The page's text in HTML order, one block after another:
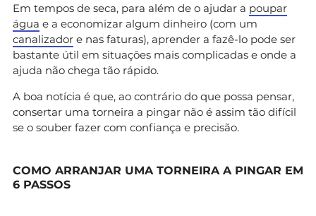
Em tempos de seca, para além de o ajudar a poupar
água e a economizar algum dinheiro (com um
canalizador e nas faturas), aprender a fazê-lo pode ser
bastante útil em situações mais complicadas e onde a
ajuda não chega tão rápido.
A boa notícia é que, ao contrário do que possa pensar,
consertar uma torneira a pingar não é assim tão difícil
se o souber fazer com confiança e precisão.
COMO ARRANJAR UMA TORNEIRA A PINGAR EM
6 PASSOS